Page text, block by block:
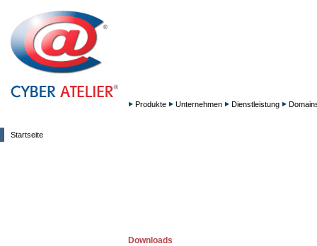
Startseite
Produkte Unternehmen Dienstleistung
Downloads